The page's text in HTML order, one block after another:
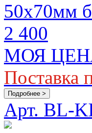
50x70мм
2 400
МОЯ
Поставка
Подробнее >
Арт. BL-